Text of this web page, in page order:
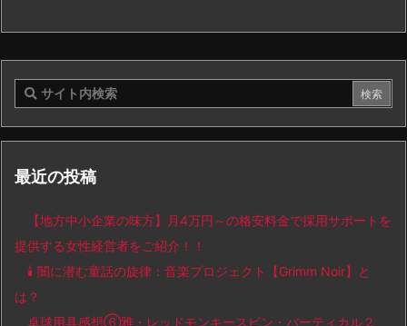
最近の投稿
【地方中小企業の味方】月4万円～の格安料金で採用サポートを
提供する女性経営者をご紹介！！
🕯️ 闇に潜む童話の旋律：音楽プロジェクト【Grimm Noir】と
は？
卓球用具感想⑥雅・レッドモンキースピン・バーティカル２